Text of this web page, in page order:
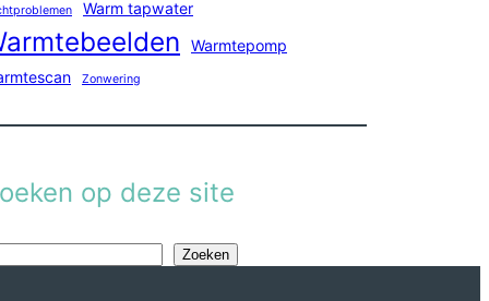
Warm tapwater
Warmtepomp
Zonwering
op deze site
Zoeken